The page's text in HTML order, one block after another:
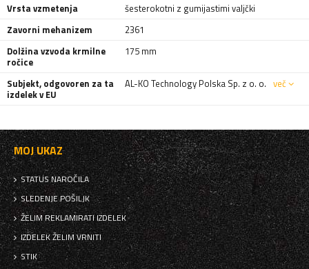
Vrsta vzmetenja
šesterokotni z gumijastimi valjčki
Zavorni mehanizem
2361
Dolžina vzvoda krmilne
ročice
175 mm
Subjekt, odgovoren za ta
izdelek v EU
AL-KO Technology Polska Sp. z o. o. več
MOJ UKAZ
STATUS NAROČILA
SLEDENJE POŠILJK
ŽELIM REKLAMIRATI IZDELEK
IZDELEK ŽELIM VRNITI
STIK